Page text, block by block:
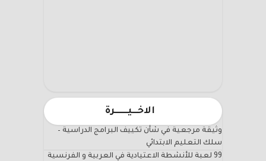
الاخـــيـــــــرة
وثيقة مرجعية في شأن تكييف البرامج الدراسية –
سلك التعليم الابتدائي
99 لعبة للأنشطة الاعتيادية في العربية و الفرنسية